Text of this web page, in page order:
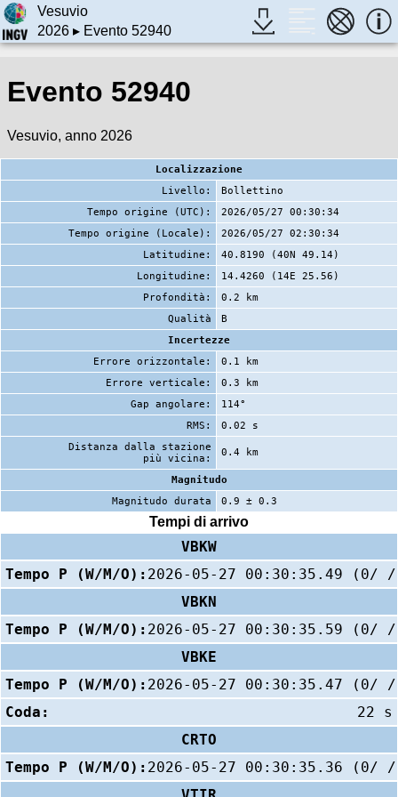
Vesuvio
2026▸ Evento 52940
Evento 52940
Vesuvio, anno 2026
Localizzazione
Livello:
Bollettino
Tempo origine (UTC):
2026/05/27 00:30:34
Tempo origine (Locale):
2026/05/27 02:30:34
Latitudine:
40.8190 (40N 49.14)
Longitudine:
14.4260 (14E 25.56)
Profondità:
0.2 km
Qualità
B
Incertezze
Errore orizzontale:
0.1 km
Errore verticale:
0.3 km
Gap angolare:
114°
RMS:
0.02 s
Distanza dalla stazione
più vicina:
0.4 km
Magnitudo
Magnitudo durata
0.9 ± 0.3
Tempi di arrivo
VBKW
Tempo P (W/M/O): 2026-05-27 00:30:35.49 (0/
VBKN
Tempo P (W/M/O): 2026-05-27 00:30:35.59 (0/
VBKE
Tempo P (W/M/O): 2026-05-27 00:30:35.47 (0/
Coda:
22 s
CRTO
Tempo P (W/M/O): 2026-05-27 00:30:35.36 (0/